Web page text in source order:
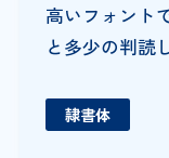
高いフォント
と多少の判読
隷書体